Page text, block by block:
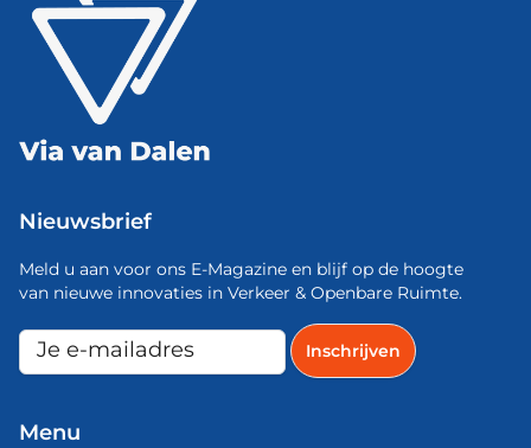
Nieuwsbrief
Meld u aan voor ons E-Magazine en blijf op de hoogte
van nieuwe innovaties in Verkeer & Openbare Ruimte.
Menu